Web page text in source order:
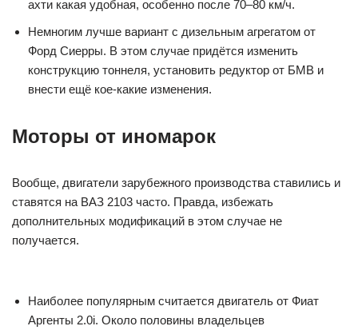
ахти какая удобная, особенно после 70–80 км/ч.
Немногим лучше вариант с дизельным агрегатом от
Форд Сиерры. В этом случае придётся изменить
конструкцию тоннеля, установить редуктор от БМВ и
внести ещё кое-какие изменения.
Моторы от иномарок
Вообще, двигатели зарубежного производства ставились и
ставятся на ВАЗ 2103 часто. Правда, избежать
дополнительных модификаций в этом случае не
получается.
Наиболее популярным считается двигатель от Фиат
Аргенты 2.0i. Около половины владельцев